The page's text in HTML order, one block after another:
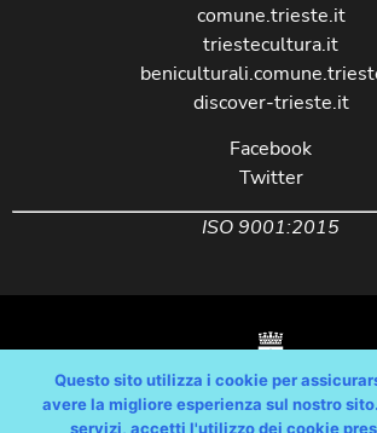
comune.trieste.it
triestecultura.it
discover-trieste.it
Facebook
Twitter
ISO 9001:2015
Questo sito utilizza i cookie per
avere la migliore esperienza sul nostro
servizi, accetti l'utilizzo dei cookie